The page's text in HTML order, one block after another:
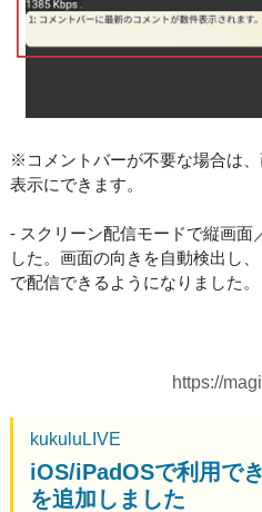
※コメントバーが不要な場合は
表示にできます。
- スクリーン配信モードで縦画面
した。画面の向きを自動検出し
で配信できるようになりました。
https://
kukuluLIVE
iOS/iPadOSで利用で
を追加しました